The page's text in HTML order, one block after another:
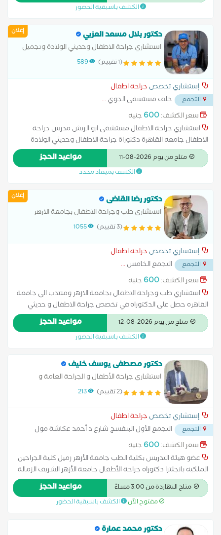
الكشف باسبقية الحضور
إعلان دكتور بلال مسعد العزبي
استشاري جراحة الاطفال وحديثي الولادة وتجميل
الاعضاء التناسلية و المناظير واصلاح الاختلافات
(1 تقييم) 589
إستشاري تخصص جراحة اطفال
التجمع خلف مستشفى الجوي...
سعر الكشف:600 جنيه
استشاري جراحة الاطفال مستشفي ابو الريش مدرس جراحة
الاطفال جامعه القاهرة دكتوراة جراحة الاطفال وحديثي الولادة
جامعه القاهرة ماجستير الجراحة العامة وجراحة الاطفال جامعه
القاهرة تم عمل الاف العمليات للاطفال وخبره عشر سنوات تدرب
علي يد احسن وافضل جراحي الاطفال في مصر والشرق الاوسط
متاح من يوم 2026-08-11 مواعيد الحجز
الكشف بميعاد محدد
إعلان دكتور رضا القاضى
استشاري طب وجراحة الاطفال بجامعة الازهر
ومنتدب الي جامعة القاهره حصل على الدكتوراه في
القاهرة. حاصل على ماجيستير في
(3 تقييم) 1055
إستشاري تخصص جراحة اطفال
التجمع التجمع الخامس...
سعر الكشف:600 جنيه
استشاري طب وجراحة الاطفال بجامعة الازهر ومنتدب الي جامعة
القاهره حصل على الدكتوراه في تخصص جراحة الاطفال و حديثي
الوالدة من جامعة القاهرة. حاصل على ماجيستير في تخصص الجراحة
العامة عضو بهيئة التدريس فى قسم جراحة الاطفال و الجراحة
العامة بجامعة الازهر . حضر الدكتور رضا القاضى الكثير من المؤتمرات
مجال جراحات الاطفال
متاح من يوم 2026-08-12 مواعيد الحجز
الكشف باسبقية الحضور
دكتور مصطفى يوسف خليف
استشاري جراحة الأطفال و الجراحة العامة و
المناظير الجراحية
(2 تقييم) 213
إستشاري تخصص جراحة اطفال
التجمع
التجمع الأول البنفسج شارع د أحمد عكاشة مول
آية... سعر الكشف:600 جنيه
عضو هيئة التدريس بكلية الطب جامعة الأزهر زميل كلية الجراحين
الملكيه بانجلترا دكتوراه جراحة الأطفال جامعة الأزهر الشريف الزمالة
البريطانية في الجراحة العامة و المناظير الجراحية استشاري الجراحة
العامة و المناظير
متاح النهاردة من 3:00 مساءً مواعيد الحجز
مفتوح الآن الكشف باسبقية الحضور
دكتور محمد عمارة